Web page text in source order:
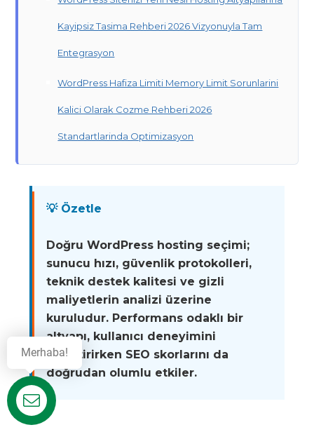
Kayipsiz Tasima Rehberi 2026 Vizyonuyla Tam
Entegrasyon
WordPress Hafiza Limiti Memory Limit Sorunlarini
Kalici Olarak Cozme Rehberi 2026
Standartlarinda Optimizasyon
💡 Özetle
Doğru WordPress hosting seçimi;
sunucu hızı, güvenlik protokolleri,
teknik destek kalitesi ve gizli
maliyetlerin analizi üzerine
kuruludur. Performans odaklı bir
altyapı, kullanıcı deneyimini
iyileştirirken SEO skorlarını da
doğrudan olumlu etkiler.
Destek
Merhaba!